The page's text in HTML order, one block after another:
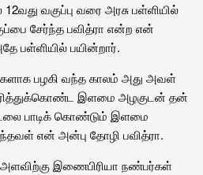
வகுப்பு வரை அரசு பள்ளியில்
சேர்ந்த பவித்ரா என்ற என்
பள்ளியில் பயின்றார்.
பழகி வந்த காலம் அது அவள்
சிரித்துக்கொண்ட இளமை அழகுடன் தன்
பாடிக் கொண்டும் இளமை
என் அன்பு தோழி பவித்ரா.
இணைபிரியா நண்பர்கள்